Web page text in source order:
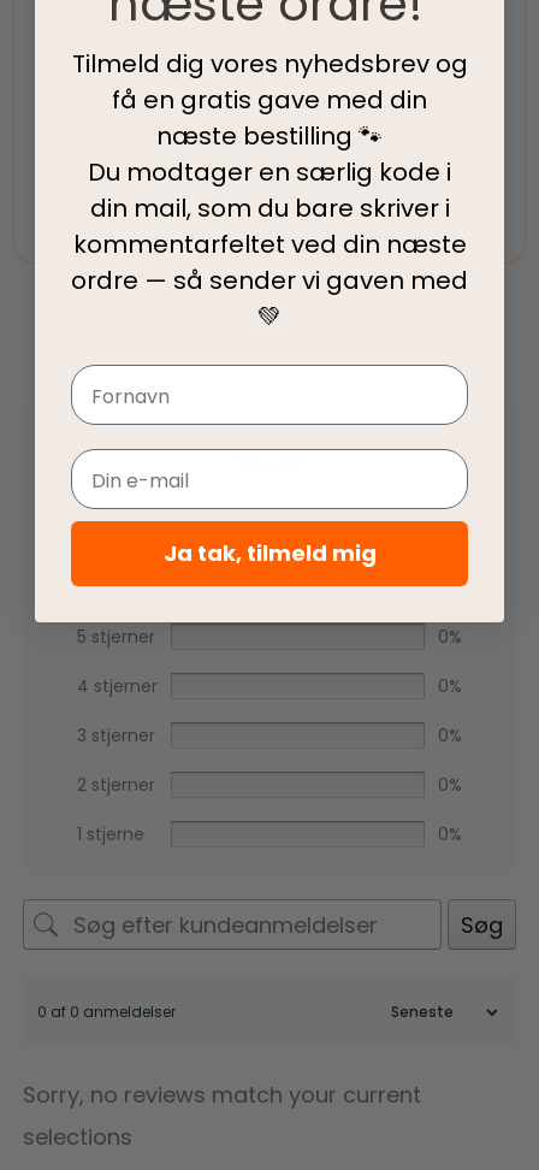
Vi har topscore på både Facebook, Google og
Trustpilot - Vi er her for at hjælpe dig
Fair priser
Vi tilbyder fair priser, så I kan nyde vores
kvalitetsprodukter uden at springe budgettet.
0,0
Baseret på 0 anmeldelser
5 stjerner 0%
4 stjerner 0%
3 stjerner 0%
2 stjerner 0%
1 stjerne 0%
Søg
0 af 0 anmeldelser
Sorry, no reviews match your current
selections
Tilmeld dig vores nyhedsbrev og
få en gratis gave med din
næste bestilling 🐾
Du modtager en særlig kode i
din mail, som du bare skriver i
kommentarfeltet ved din næste
ordre — så sender vi gaven med
💚
Navn
Email
Ja tak, tilmeld mig